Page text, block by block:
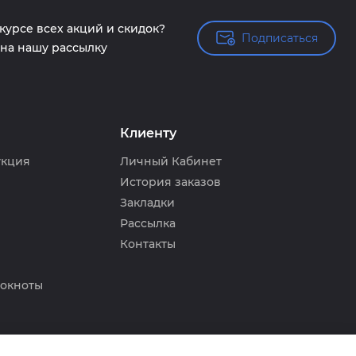
всех акций и скидок?
нашу рассылку
Подписаться
Подписаться
Клиенту
Личный Кабинет
История заказов
Закладки
Рассылка
Контакты